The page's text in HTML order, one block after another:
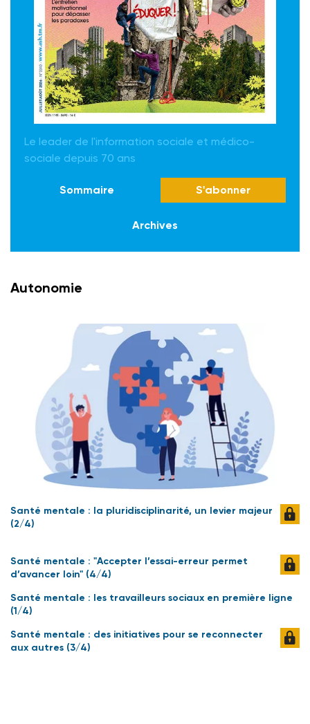
Le leader de l'information sociale et médico-
sociale depuis 70 ans
Sommaire S'abonner
Archives
Autonomie
Santé mentale : la pluridisciplinarité, un levier majeur
(2/4)
Santé mentale : "Accepter l’essai-erreur permet
d’avancer loin" (4/4)
Santé mentale : les travailleurs sociaux en première ligne
(1/4)
Santé mentale : des initiatives pour se reconnecter
aux autres (3/4)